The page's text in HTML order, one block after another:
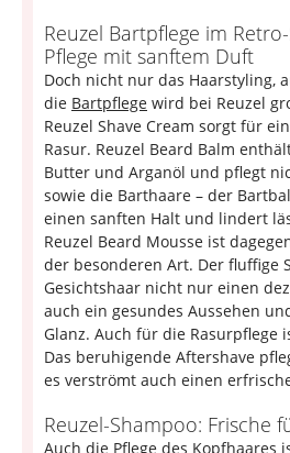
Reuzel Bartpflege im
Pflege mit sanftem Duft
Doch nicht nur das Haarstyling,
die Bartpflege wird bei Reuzel
Reuzel Shave Cream sorgt für
Rasur. Reuzel Beard Balm
Butter und Arganöl und pflegt
sowie die Barthaare – der
einen sanften Halt und lindert
Reuzel Beard Mousse ist
der besonderen Art. Der fluffige
Gesichtshaar nicht nur einen
auch ein gesundes Aussehen
Glanz. Auch für die Rasurpflege
Das beruhigende Aftershave
es verströmt auch einen
Reuzel-Shampoo: Frische
Auch die Pflege des Kopfhaares